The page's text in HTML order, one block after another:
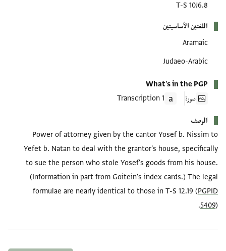
T-S 10J6.8
اللغتين الأساسيتين
Aramaic
Judaeo-Arabic
What's in the PGP
صورة
1 Transcription
الوصف
Power of attorney given by the cantor Yosef b. Nissim to
Yefet b. Natan to deal with the grantor's house, specifically
to sue the person who stole Yosef's goods from his house.
(Information in part from Goitein's index cards.) The legal
formulae are nearly identical to those in T-S 12.19 (PGPID
5409).